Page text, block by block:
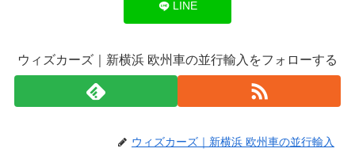
LINE
ウィズカーズ｜新横浜 欧州車の並行輸入をフォローする
ウィズカーズ｜新横浜 欧州車の並行輸入